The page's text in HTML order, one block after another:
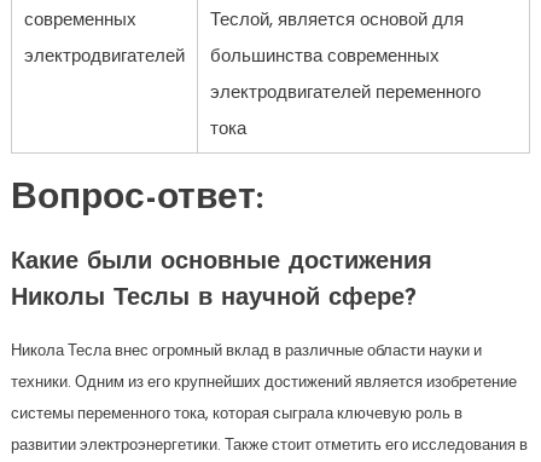
современных
электродвигателей
Теслой, является основой для
большинства современных
электродвигателей переменного
тока
Вопрос-ответ:
Какие были основные достижения
Николы Теслы в научной сфере?
Никола Тесла внес огромный вклад в различные области науки и
техники. Одним из его крупнейших достижений является изобретение
системы переменного тока, которая сыграла ключевую роль в
развитии электроэнергетики. Также стоит отметить его исследования в